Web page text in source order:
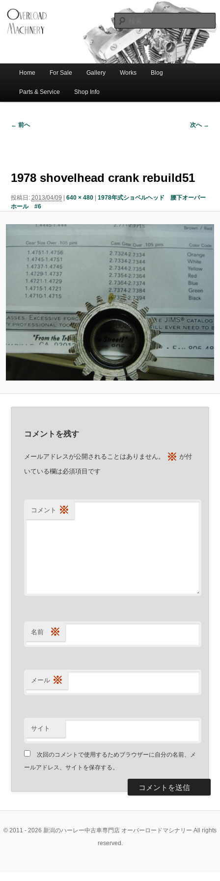
新潟のハー
レー中古車
バーロード
ショベル・アイアンスポーツ・エボビッグツイン＆スポーツスターなどを取
り扱う中古ハーレー専門店。整備・修理・カスタムまで一貫対応します。
ン
メ
イ
ン
ン
テ
ツ
へ
移
動
サ
ブ
コ
テ
ン
へ
移
動
Home For Sale Gallery Works Blog
Parts & Service Shop Info
ゲ
ー
シ
← 前へ 次へ →
1978 shovelhead crank rebuild51
投稿日: 2013/04/09 640 × 480| 1978年式ショベルヘッド 腰下オーバー
ホール #6
コメントを残す
メールアドレスが公開されることはありません。 ※ が付
いている欄は必須項目です
コメント ※
名前 ※
メール ※
サイト
次回のコメントで使用するためブラウザーに自分の名前、メ
ールアドレス、サイトを保存する。
© 2011 - 2026 新潟のハーレー中古車専門店 オーバーロードマシナリー All rights
reserved.